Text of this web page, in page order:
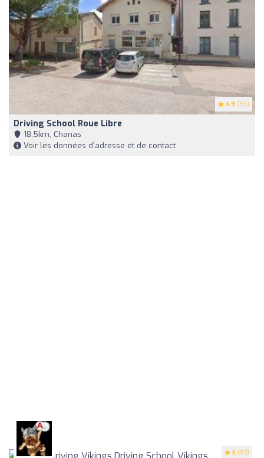
4.9 (36)
Driving School Roue Libre
18,5km, Chanas
Voir les données d'adresse et de contact
5 (57)